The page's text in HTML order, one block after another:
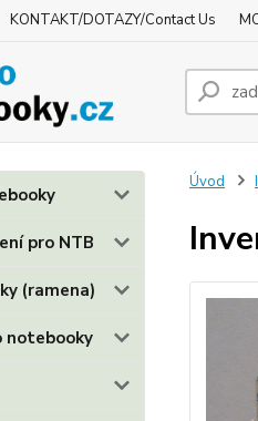
KONTAKT/DOTAZY/Contact Us
pro NTB
(ramena)
notebooky
Úvod